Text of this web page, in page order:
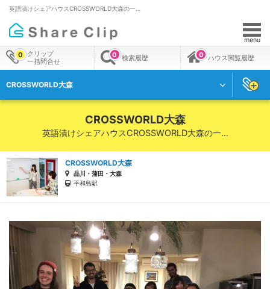
英語漬けシェアハウスCROSSWORLD大森の一…
menu
クリップ
一括問合せ
0 検索履歴
0 ハウス閲覧履歴
0
CROSSWORLD大森
CROSSWORLD大森
英語漬けシェアハウスCROSSWORLD大森の一…
CROSSWORLD大森
品川・蒲田・大森
平和島駅